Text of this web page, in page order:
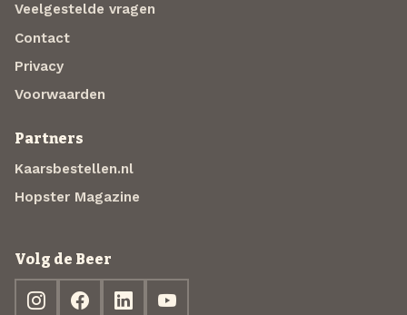
Veelgestelde vragen
Contact
Privacy
Voorwaarden
Partners
Kaarsbestellen.nl
Hopster Magazine
Volg de Beer